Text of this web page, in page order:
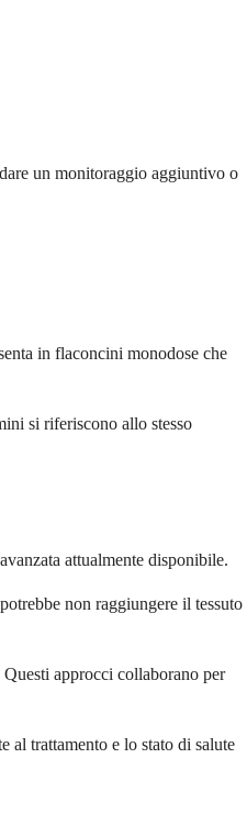
un monitoraggio aggiuntivo o
in flaconcini monodose che
si riferiscono allo stesso
attualmente disponibile.
non raggiungere il tessuto
approcci collaborano per
al trattamento e lo stato di salute